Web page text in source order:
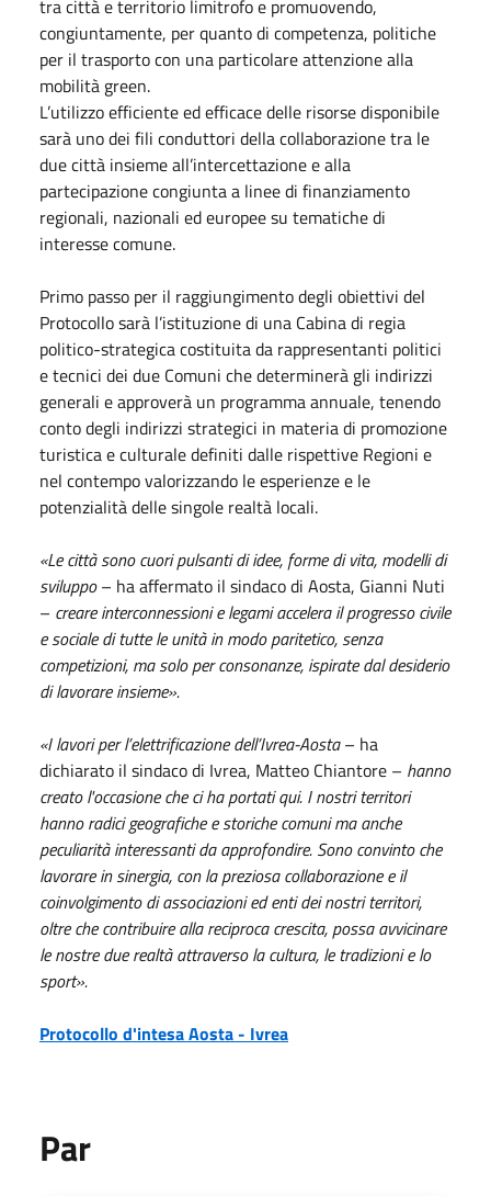
tra città e territorio limitrofo e promuovendo,
congiuntamente, per quanto di competenza, politiche
per il trasporto con una particolare attenzione alla
mobilità green.
L’utilizzo efficiente ed efficace delle risorse disponibile
sarà uno dei fili conduttori della collaborazione tra le
due città insieme all’intercettazione e alla
partecipazione congiunta a linee di finanziamento
regionali, nazionali ed europee su tematiche di
interesse comune.
Primo passo per il raggiungimento degli obiettivi del
Protocollo sarà l’istituzione di una Cabina di regia
politico-strategica costituita da rappresentanti politici
e tecnici dei due Comuni che determinerà gli indirizzi
generali e approverà un programma annuale, tenendo
conto degli indirizzi strategici in materia di promozione
turistica e culturale definiti dalle rispettive Regioni e
nel contempo valorizzando le esperienze e le
potenzialità delle singole realtà locali.
«Le città sono cuori pulsanti di idee, forme di vita, modelli di
sviluppo– ha affermato il sindaco di Aosta, Gianni Nuti
– creare interconnessioni e legami accelera il progresso civile
e sociale di tutte le unità in modo paritetico, senza
competizioni, ma solo per consonanze, ispirate dal desiderio
di lavorare insieme».
«I lavori per l’elettrificazione dell’Ivrea-Aosta– ha
dichiarato il sindaco di Ivrea, Matteo Chiantore – hanno
creato l'occasione che ci ha portati qui. I nostri territori
hanno radici geografiche e storiche comuni ma anche
peculiarità interessanti da approfondire. Sono convinto che
lavorare in sinergia, con la preziosa collaborazione e il
coinvolgimento di associazioni ed enti dei nostri territori,
oltre che contribuire alla reciproca crescita, possa avvicinare
le nostre due realtà attraverso la cultura, le tradizioni e lo
sport».
Protocollo d'intesa Aosta - Ivrea
Par